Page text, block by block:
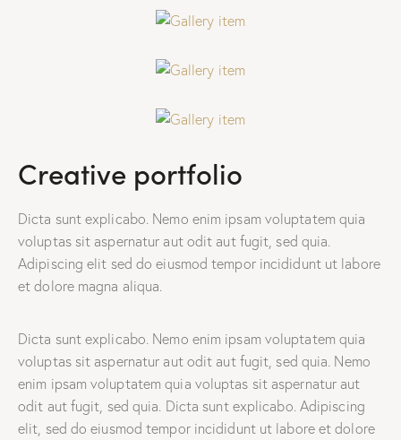
Creative portfolio
Dicta sunt explicabo. Nemo enim ipsam voluptatem quia
voluptas sit aspernatur aut odit aut fugit, sed quia.
Adipiscing elit sed do eiusmod tempor incididunt ut labore
et dolore magna aliqua.
Dicta sunt explicabo. Nemo enim ipsam voluptatem quia
voluptas sit aspernatur aut odit aut fugit, sed quia. Nemo
enim ipsam voluptatem quia voluptas sit aspernatur aut
odit aut fugit, sed quia. Dicta sunt explicabo. Adipiscing
elit, sed do eiusmod tempor incididunt ut labore et dolore